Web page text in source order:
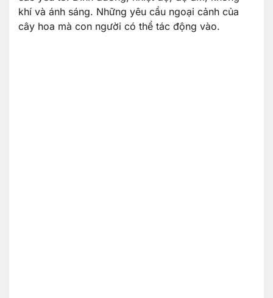
khí và ánh sáng. Những yêu cầu ngoại cảnh của
cây hoa mà con người có thể tác động vào.